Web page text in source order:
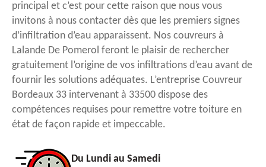
principal et c’est pour cette raison que nous vous
invitons à nous contacter dès que les premiers signes
d’infiltration d’eau apparaissent. Nos couvreurs à
Lalande De Pomerol feront le plaisir de rechercher
gratuitement l’origine de vos infiltrations d’eau avant de
fournir les solutions adéquates. L’entreprise Couvreur
Bordeaux 33 intervenant à 33500 dispose des
compétences requises pour remettre votre toiture en
état de façon rapide et impeccable.
Du Lundi au Samedi